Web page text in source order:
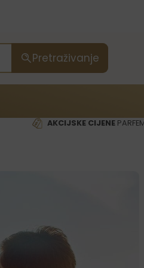
Pretraživanje
AKCIJSKE CIJENE